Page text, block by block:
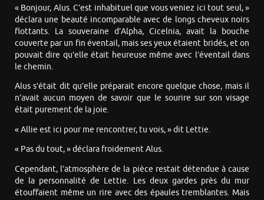
« Bonjour, Alus. C’est inhabituel que vous veniez ici tout seul, »
déclara une beauté incomparable avec de longs cheveux noirs
flottants. La souveraine d’Alpha, Cicelnia, avait la bouche
couverte par un fin éventail, mais ses yeux étaient bridés, et on
pouvait dire qu’elle était heureuse même avec l’éventail dans
le chemin.
Alus s’était dit qu’elle préparait encore quelque chose, mais il
n’avait aucun moyen de savoir que le sourire sur son visage
était purement de la joie.
« Allie est ici pour me rencontrer, tu vois, » dit Lettie.
« Pas du tout, » déclara froidement Alus.
Cependant, l’atmosphère de la pièce restait détendue à cause
de la personnalité de Lettie. Les deux gardes près du mur
étouffaient même un rire avec des épaules tremblantes. Mais